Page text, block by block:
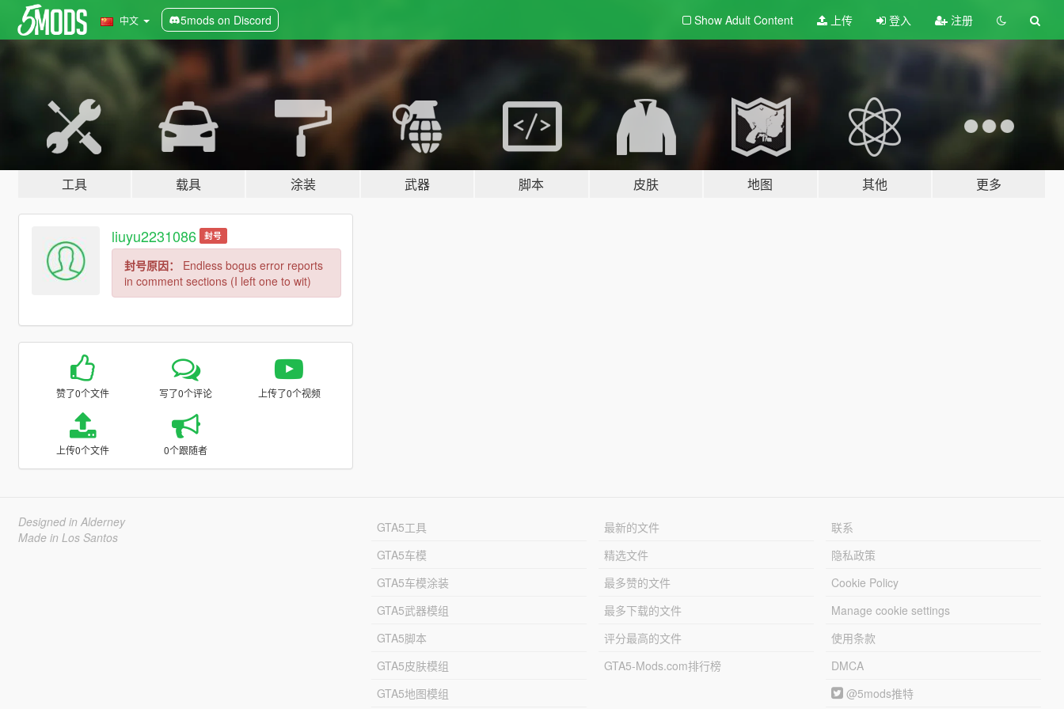
中文 5mods on Discord Show Adult Content 上传 登入 注册
工具 载具 涂装 武器 脚本 皮肤 地图 其他 更多
liuyu2231086 封号
封号原因：
Endless bogus error reports
in comment sections (I left one to wit)
赞了0个文件 写了0个评论 上传了0个视频
上传0个文件 0个跟随者
Designed in Alderney
Made in Los Santos
GTA5工具
GTA5车模
GTA5车模涂装
GTA5武器模组
GTA5脚本
GTA5皮肤模组
GTA5地图模组
最新的文件
精选文件
最多赞的文件
最多下载的文件
评分最高的文件
GTA5-Mods.com排行榜
联系
隐私政策
Cookie Policy
Manage cookie settings
使用条款
DMCA
@5mods推特